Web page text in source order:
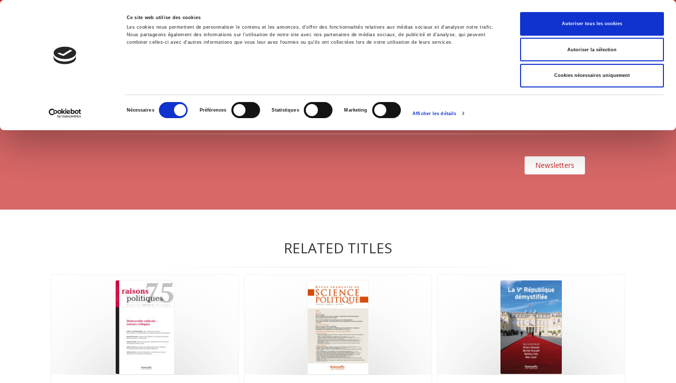
Ce site web utilise des cookies
Les cookies nous permettent de personnaliser le contenu et les annonces, d'offrir des fonctionnalités relatives aux médias sociaux et d'analyser notre trafic.
Nous partageons également des informations sur l'utilisation de notre site avec nos partenaires de médias sociaux, de publicité et d'analyse, qui peuvent
combiner celles-ci avec d'autres informations que vous leur avez fournies ou qu'ils ont collectées lors de votre utilisation de leurs services.
consentement
Nécessaires Préférences Statistiques Marketing
Afficher les détails
Autoriser tous les cookies
Autoriser la sélection
Cookies nécessaires uniquement
English
Home Environment History International Politics
EXAMS POLITICAL SCIENCE
Newsletters
RELATED TITLES